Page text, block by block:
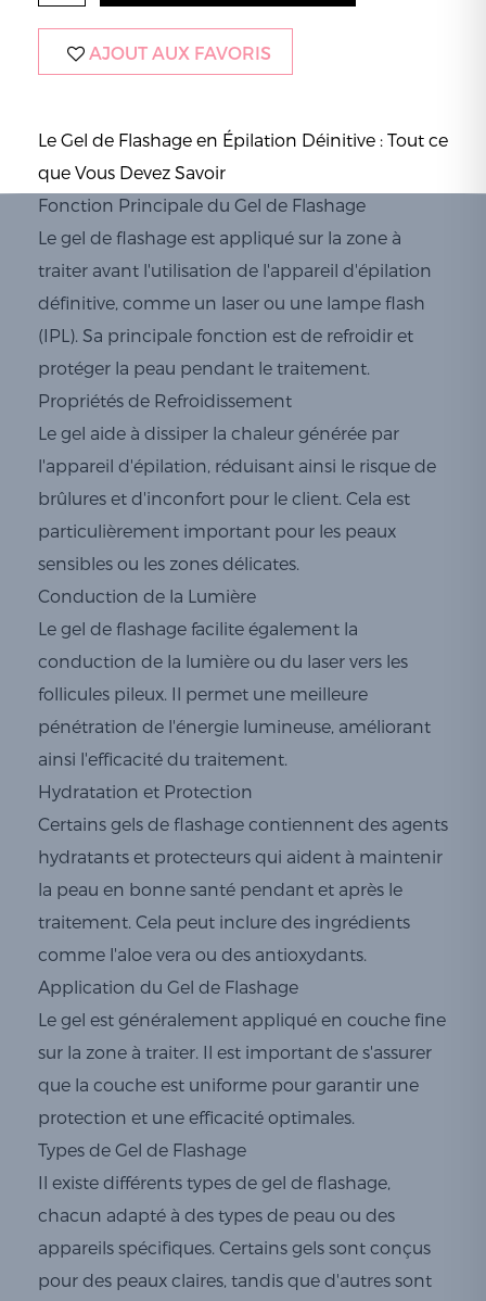
AJOUT AUX FAVORIS
Le Gel de Flashage en Épilation Déinitive : Tout ce
que Vous Devez Savoir
Fonction Principale du Gel de Flashage
Le gel de flashage est appliqué sur la zone à
traiter avant l'utilisation de l'appareil d'épilation
définitive, comme un laser ou une lampe flash
(IPL). Sa principale fonction est de refroidir et
protéger la peau pendant le traitement.
Propriétés de Refroidissement
Le gel aide à dissiper la chaleur générée par
l'appareil d'épilation, réduisant ainsi le risque de
brûlures et d'inconfort pour le client. Cela est
particulièrement important pour les peaux
sensibles ou les zones délicates.
Conduction de la Lumière
Le gel de flashage facilite également la
conduction de la lumière ou du laser vers les
follicules pileux. Il permet une meilleure
pénétration de l'énergie lumineuse, améliorant
ainsi l'efficacité du traitement.
Hydratation et Protection
Certains gels de flashage contiennent des agents
hydratants et protecteurs qui aident à maintenir
la peau en bonne santé pendant et après le
traitement. Cela peut inclure des ingrédients
comme l'aloe vera ou des antioxydants.
Application du Gel de Flashage
Le gel est généralement appliqué en couche fine
sur la zone à traiter. Il est important de s'assurer
que la couche est uniforme pour garantir une
protection et une efficacité optimales.
Types de Gel de Flashage
Il existe différents types de gel de flashage,
chacun adapté à des types de peau ou des
appareils spécifiques. Certains gels sont conçus
pour des peaux claires, tandis que d'autres sont